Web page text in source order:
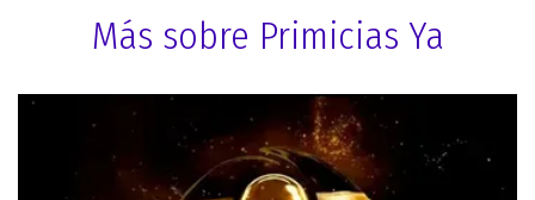
Más sobre Primicias Ya